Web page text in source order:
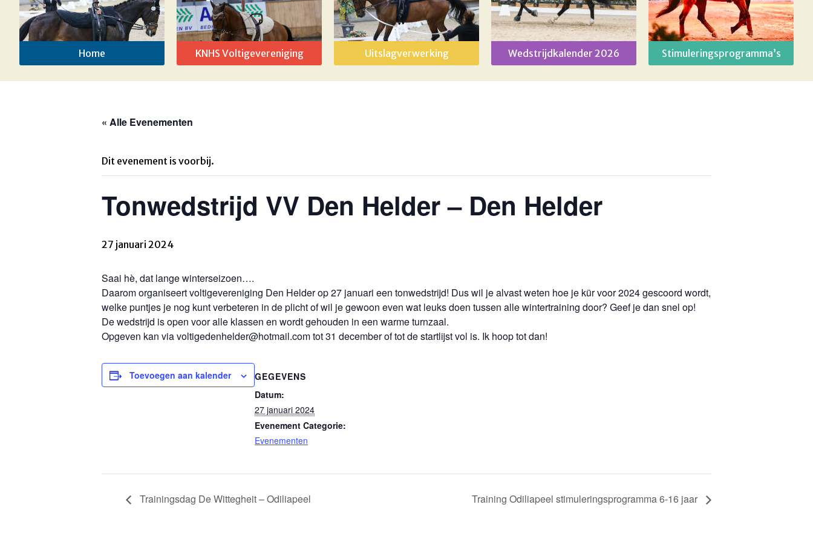
Home KNHS Voltigevereniging Uitslagverwerking Wedstrijdkalender 2026 Stimuleringsprogramma’s
« Alle Evenementen
Dit evenement is voorbij.
Tonwedstrijd VV Den Helder – Den Helder
27 januari 2024
Saai hè, dat lange winterseizoen….
Daarom organiseert voltigevereniging Den Helder op 27 januari een tonwedstrijd! Dus wil je alvast weten hoe je kür voor 2024 gescoord wordt,
welke puntjes je nog kunt verbeteren in de plicht of wil je gewoon even wat leuks doen tussen alle wintertraining door? Geef je dan snel op!
De wedstrijd is open voor alle klassen en wordt gehouden in een warme turnzaal.
Opgeven kan via voltigedenhelder@hotmail.com tot 31 december of tot de startlijst vol is. Ik hoop tot dan!
Toevoegen aan kalender
GEGEVENS
Datum:
27 januari 2024
Evenement Categorie:
Evenementen
Trainingsdag De Wittegheit – Odiliapeel Training Odiliapeel stimuleringsprogramma 6-16 jaar